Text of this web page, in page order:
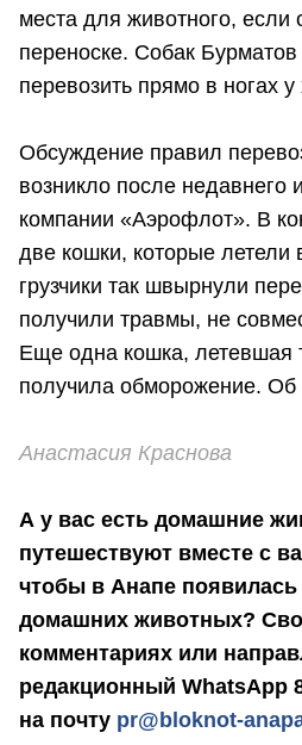
места для животного, если
переноске. Собак Бурматов
перевозить прямо в ногах у
Обсуждение правил
возникло после недавнего
компании «Аэрофлот». В
две кошки, которые
грузчики так швырнули
получили травмы, не
Еще одна кошка, летевшая
получила обморожение. Об
Анастасия Краснова
А у вас есть домашние
путешествуют вместе с
чтобы в Анапе появилась
домашних животных?
комментариях или
редакционный WhatsApp
на почту pr@bloknot-